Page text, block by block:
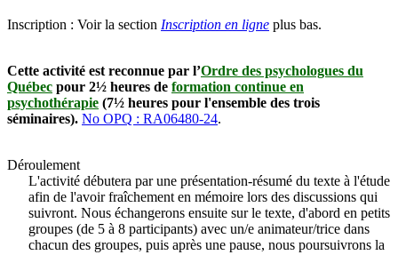
Inscription : Voir la section Inscription en ligne plus bas.
Cette activité est reconnue par l’Ordre des psychologues du
Québec pour 2½ heures de formation continue en
psychothérapie (7½ heures pour l'ensemble des trois
séminaires). No OPQ : RA06480-24.
Déroulement
L'activité débutera par une présentation-résumé du texte à l'étude
afin de l'avoir fraîchement en mémoire lors des discussions qui
suivront. Nous échangerons ensuite sur le texte, d'abord en petits
groupes (de 5 à 8 participants) avec un/e animateur/trice dans
chacun des groupes, puis après une pause, nous poursuivrons la